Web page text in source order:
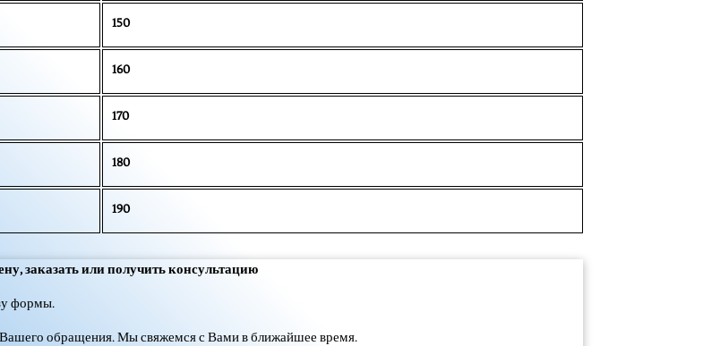
150
160
170
180
190
заказать или получить консультацию
формы.
обращения. Мы свяжемся с Вами в ближайшее время.